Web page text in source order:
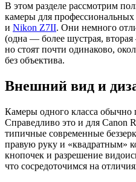
В этом разделе рассмотрим
камеры для профессиональных
и Nikon Z7II. Они немного
(одна — более шустрая,
но стоят почти одинаково,
без объектива.
Внешний вид и
Камеры одного класса обычно
Справедливо это и для Canon
типичные современные
правую руку и «квадратным»
кнопочек и разрешение
что сосредоточимся на